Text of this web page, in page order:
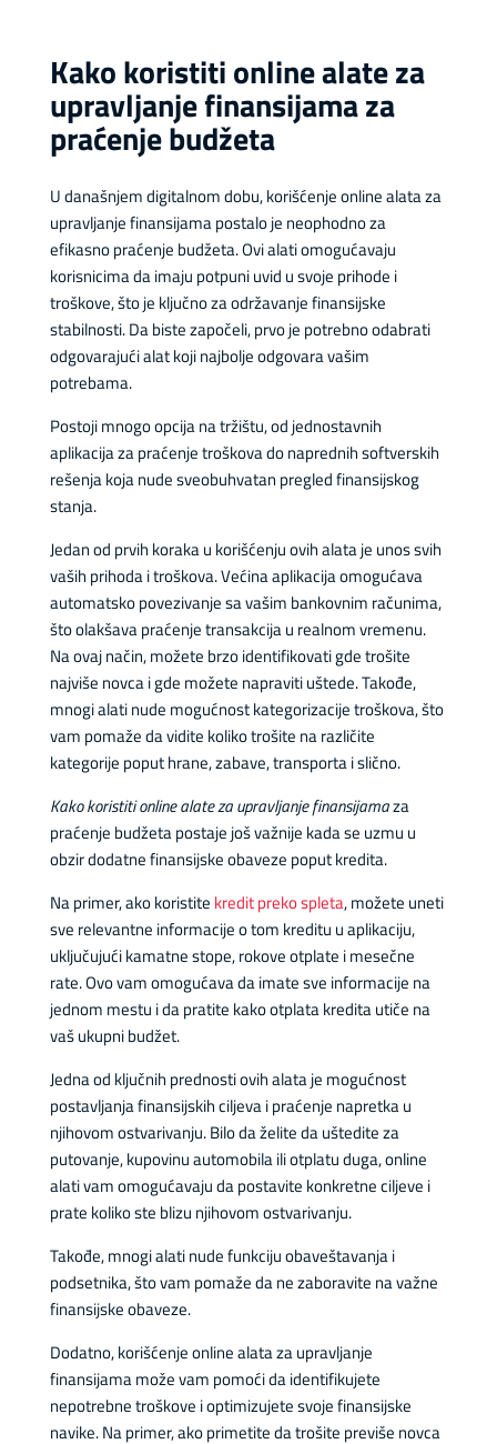
Kako koristiti online alate za
upravljanje finansijama za
praćenje budžeta
U današnjem digitalnom dobu, korišćenje online alata za
upravljanje finansijama postalo je neophodno za
efikasno praćenje budžeta. Ovi alati omogućavaju
korisnicima da imaju potpuni uvid u svoje prihode i
troškove, što je ključno za održavanje finansijske
stabilnosti. Da biste započeli, prvo je potrebno odabrati
odgovarajući alat koji najbolje odgovara vašim
potrebama.
Postoji mnogo opcija na tržištu, od jednostavnih
aplikacija za praćenje troškova do naprednih softverskih
rešenja koja nude sveobuhvatan pregled finansijskog
stanja.
Jedan od prvih koraka u korišćenju ovih alata je unos svih
vaših prihoda i troškova. Većina aplikacija omogućava
automatsko povezivanje sa vašim bankovnim računima,
što olakšava praćenje transakcija u realnom vremenu.
Na ovaj način, možete brzo identifikovati gde trošite
najviše novca i gde možete napraviti uštede. Takođe,
mnogi alati nude mogućnost kategorizacije troškova, što
vam pomaže da vidite koliko trošite na različite
kategorije poput hrane, zabave, transporta i slično.
Kako koristiti online alate za upravljanje finansijamaza
praćenje budžeta postaje još važnije kada se uzmu u
obzir dodatne finansijske obaveze poput kredita.
Na primer, ako koristite kredit preko spleta, možete uneti
sve relevantne informacije o tom kreditu u aplikaciju,
uključujući kamatne stope, rokove otplate i mesečne
rate. Ovo vam omogućava da imate sve informacije na
jednom mestu i da pratite kako otplata kredita utiče na
vaš ukupni budžet.
Jedna od ključnih prednosti ovih alata je mogućnost
postavljanja finansijskih ciljeva i praćenje napretka u
njihovom ostvarivanju. Bilo da želite da uštedite za
putovanje, kupovinu automobila ili otplatu duga, online
alati vam omogućavaju da postavite konkretne ciljeve i
prate koliko ste blizu njihovom ostvarivanju.
Takođe, mnogi alati nude funkciju obaveštavanja i
podsetnika, što vam pomaže da ne zaboravite na važne
finansijske obaveze.
Dodatno, korišćenje online alata za upravljanje
finansijama može vam pomoći da identifikujete
nepotrebne troškove i optimizujete svoje finansijske
navike. Na primer, ako primetite da trošite previše novca